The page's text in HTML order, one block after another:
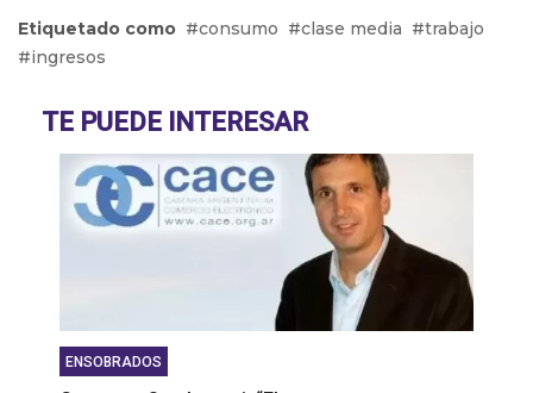
por el ser humano”
Fabián Vena con Barton: cómo será la nueva obra
Pablo Echarri: “La cultura es un hecho peligroso
para este gobierno de ultraderecha”
Etiquetado como consumo clase media
trabajo
ingresos
TE PUEDE INTERESAR
ENSOBRADOS